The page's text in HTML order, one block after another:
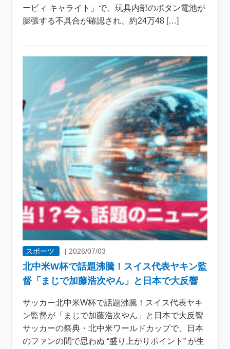
ービィ キャライト」で、玩具内部のボタン電池が
膨張する不具合が確認され、約24万48 […]
スポーツ | 2026/07/03
北中米W杯で話題沸騰！スイス代表ヤキン監
督「まじで加藤浩次やん」と日本で大反響
サッカー北中米W杯で話題沸騰！スイス代表ヤキ
ン監督が「まじで加藤浩次やん」と日本で大反響
サッカーの祭典・北中米ワールドカップで、日本
のファンの間で思わぬ “盛り上がりポイント” が生